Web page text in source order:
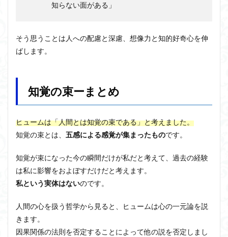
知らない面がある」
そう思うことは人への配慮と深慮、想像力と知的好奇心を伸
ばします。
知覚の束ーまとめ
ヒュームは「人間とは知覚の束である」と考えました。
知覚の束とは、 五感による感覚が集まったものです。
知覚が束になった今の瞬間だけが私だと考えて、過去の経験
は私に影響をおよぼすだけだと考えます。
私という実体はないのです。
人間の心を扱う哲学から見ると、ヒュームは心の一元論を説
きます。
因果関係の法則を否定することによって他の説を否定しまし